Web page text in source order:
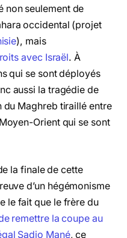
non seulement de
occidental (projet
), mais
avec Israël. À
qui se sont déployés
aussi la tragédie de
du Maghreb tiraillé entre
Orient qui se sont
la finale de cette
d’un hégémonisme
le fait que le frère du
remettre la coupe au
Sadio Mané, ce